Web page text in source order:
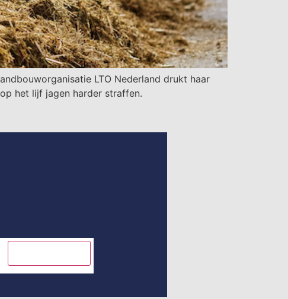
LTO Nederland drukt haar
het lijf jagen harder straffen.